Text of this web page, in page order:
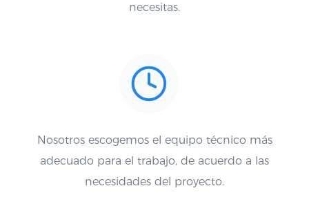
necesitas.
Nosotros escogemos el equipo técnico más
adecuado para el trabajo, de acuerdo a las
necesidades del proyecto.